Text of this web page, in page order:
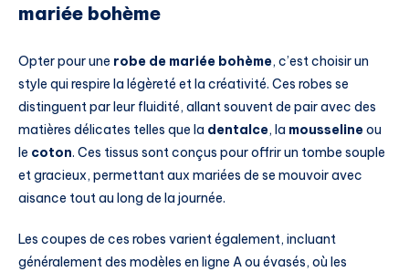
mariée bohème
Opter pour une robe de mariée bohème, c’est choisir un
style qui respire la légèreté et la créativité. Ces robes se
distinguent par leur fluidité, allant souvent de pair avec des
matières délicates telles que la dentalce, la mousselineou
le coton. Ces tissus sont conçus pour offrir un tombe souple
et gracieux, permettant aux mariées de se mouvoir avec
aisance tout au long de la journée.
Les coupes de ces robes varient également, incluant
généralement des modèles en ligne A ou évasés, où les